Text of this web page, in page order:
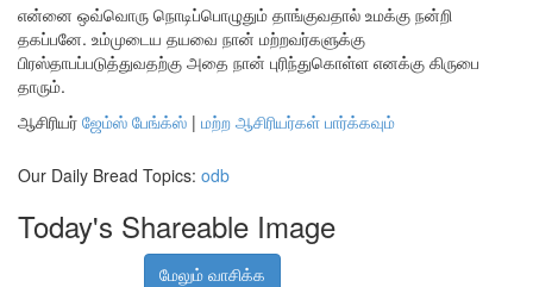
என்னை ஒவ்வொரு நொடிப்பொழுதும் தாங்குவதால் உமக்கு நன்றி
தகப்பனே. உம்முடைய தயவை நான் மற்றவர்களுக்கு
பிரஸ்தாபப்படுத்துவதற்கு அதை நான் புரிந்துகொள்ள எனக்கு கிருபை
தாரும்.
ஆசிரியர் ஜேம்ஸ் பேங்க்ஸ் | மற்ற ஆசிரியர்கள் பார்க்கவும்
Our Daily Bread Topics: odb
Today's Shareable Image
மேலும் வாசிக்க